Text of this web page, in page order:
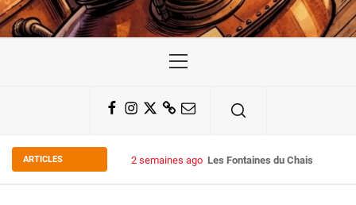
Menu
Facebook
Instagram
TwitterSubstack
Email
ARTICLES 2 semaines ago Les Fontaines du Chais 27